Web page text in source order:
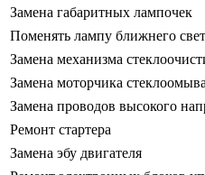
Замена габаритных лампочек
Поменять лампу ближнего
Замена механизма
Замена моторчика
Замена проводов высокого
Ремонт стартера
Замена эбу двигателя